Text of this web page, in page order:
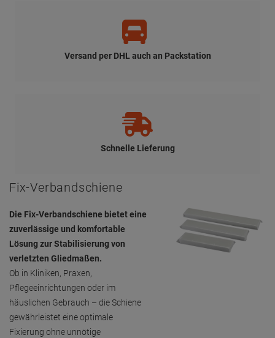
Versand per DHL auch an Packstation
Schnelle Lieferung
Fix-Verbandschiene
Die Fix-Verbandschiene bietet eine
zuverlässige und komfortable
Lösung zur Stabilisierung von
verletzten Gliedmaßen.
Ob in Kliniken, Praxen,
Pflegeeinrichtungen oder im
häuslichen Gebrauch – die Schiene
gewährleistet eine optimale
Fixierung ohne unnötige